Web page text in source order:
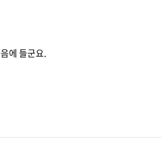
에 들군요.